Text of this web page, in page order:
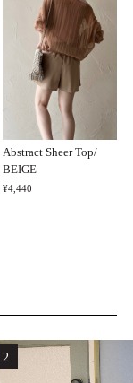
Abstract Sheer Top/
BEIGE
¥4,440